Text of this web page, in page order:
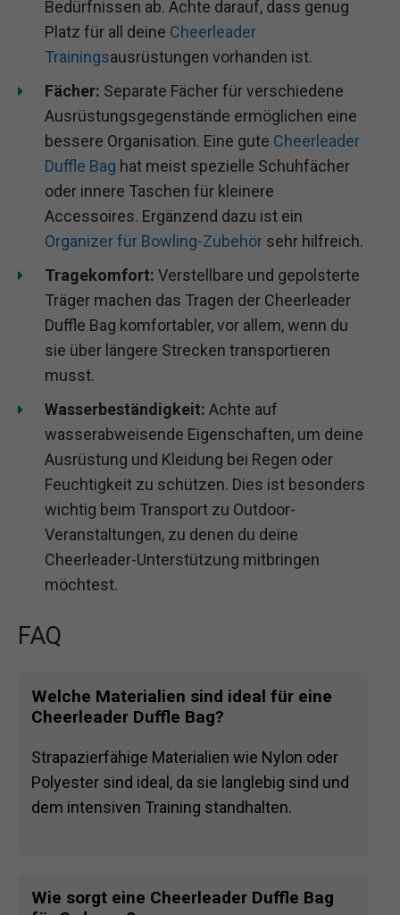
Bedürfnissen ab. Achte darauf, dass genug
Platz für all deine Cheerleader
Trainingsausrüstungen vorhanden ist.
Fächer: Separate Fächer für verschiedene
Ausrüstungsgegenstände ermöglichen eine
bessere Organisation. Eine gute Cheerleader
Duffle Bag hat meist spezielle Schuhfächer
oder innere Taschen für kleinere
Accessoires. Ergänzend dazu ist ein
Organizer für Bowling-Zubehör sehr hilfreich.
Tragekomfort: Verstellbare und gepolsterte
Träger machen das Tragen der Cheerleader
Duffle Bag komfortabler, vor allem, wenn du
sie über längere Strecken transportieren
musst.
Wasserbeständigkeit: Achte auf
wasserabweisende Eigenschaften, um deine
Ausrüstung und Kleidung bei Regen oder
Feuchtigkeit zu schützen. Dies ist besonders
wichtig beim Transport zu Outdoor-
Veranstaltungen, zu denen du deine
Cheerleader-Unterstützung mitbringen
möchtest.
FAQ
Welche Materialien sind ideal für eine
Cheerleader Duffle Bag?
Strapazierfähige Materialien wie Nylon oder
Polyester sind ideal, da sie langlebig sind und
dem intensiven Training standhalten.
Wie sorgt eine Cheerleader Duffle Bag